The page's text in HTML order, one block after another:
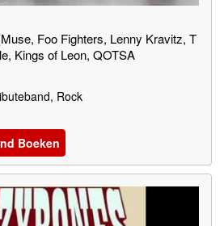
Foo Fighters, Lenny Kravitz, T
Kings of Leon, QOTSA
Rock
Boeken